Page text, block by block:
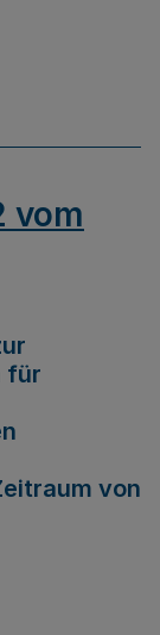
vom
für
von